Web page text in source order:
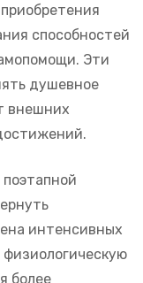
способностей
Эти
душевное
внешних
интенсивных
более